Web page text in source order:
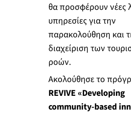
θα προσφέρουν νέες
υπηρεσίες για την
παρακολούθηση και
διαχείριση των
ροών.
Ακολούθησε το
REVIVE «Developing
community-based